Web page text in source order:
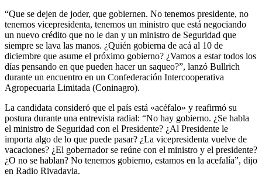
“Que se dejen de joder, que gobiernen. No tenemos presidente, no
tenemos vicepresidenta, tenemos un ministro que está negociando
un nuevo crédito que no le dan y un ministro de Seguridad que
siempre se lava las manos. ¿Quién gobierna de acá al 10 de
diciembre que asume el próximo gobierno? ¿Vamos a estar todos los
días pensando en que pueden hacer un saqueo?”, lanzó Bullrich
durante un encuentro en un Confederación Intercooperativa
Agropecuaria Limitada (Coninagro).
La candidata consideró que el país está «acéfalo» y reafirmó su
postura durante una entrevista radial: “No hay gobierno. ¿Se habla
el ministro de Seguridad con el Presidente? ¿Al Presidente le
importa algo de lo que puede pasar? ¿La vicepresidenta vuelve de
vacaciones? ¿El gobernador se reúne con el ministro y el presidente?
¿O no se hablan? No tenemos gobierno, estamos en la acefalía”, dijo
en Radio Rivadavia.